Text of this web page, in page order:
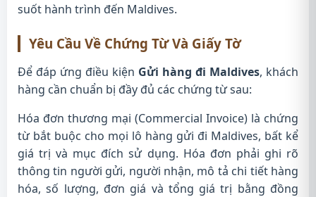
suốt hành trình đến Maldives.
Yêu Cầu Về Chứng Từ Và Giấy Tờ
Để đáp ứng điều kiện Gửi hàng đi Maldives, khách
hàng cần chuẩn bị đầy đủ các chứng từ sau:
Hóa đơn thương mại (Commercial Invoice) là chứng
từ bắt buộc cho mọi lô hàng gửi đi Maldives, bất kể
giá trị và mục đích sử dụng. Hóa đơn phải ghi rõ
thông tin người gửi, người nhận, mô tả chi tiết hàng
hóa, số lượng, đơn giá và tổng giá trị bằng đồng